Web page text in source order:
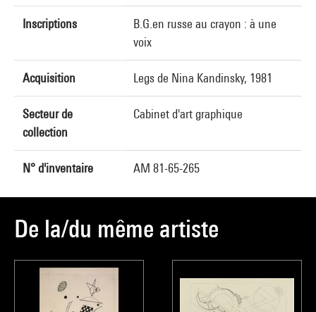
Inscriptions
B.G.en russe au crayon : à une
voix
Acquisition Legs de Nina Kandinsky, 1981
Secteur de
collection
Cabinet d'art graphique
N° d'inventaire AM 81-65-265
De la/du même artiste